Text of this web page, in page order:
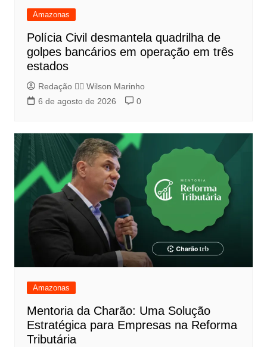
Amazonas
Polícia Civil desmantela quadrilha de
golpes bancários em operação em três
estados
Redação 👨‍⚖️​ Wilson Marinho
6 de agosto de 2026
0
Amazonas
Mentoria da Charão: Uma Solução
Estratégica para Empresas na Reforma
Tributária